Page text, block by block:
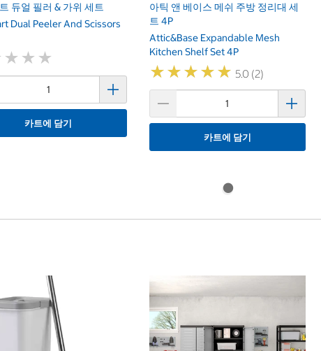
듀얼 필러 & 가위 세트
Dual Peeler And Scissors
★ ★ ★
★ ★ ★
카트에 담기
아틱 앤 베이스 메쉬 주방 정리대 세
트 4P
Attic&Base Expandable Mesh
Kitchen Shelf Set 4P
★★★★★
★★★★★ 5.0 (2)
카트에 담기